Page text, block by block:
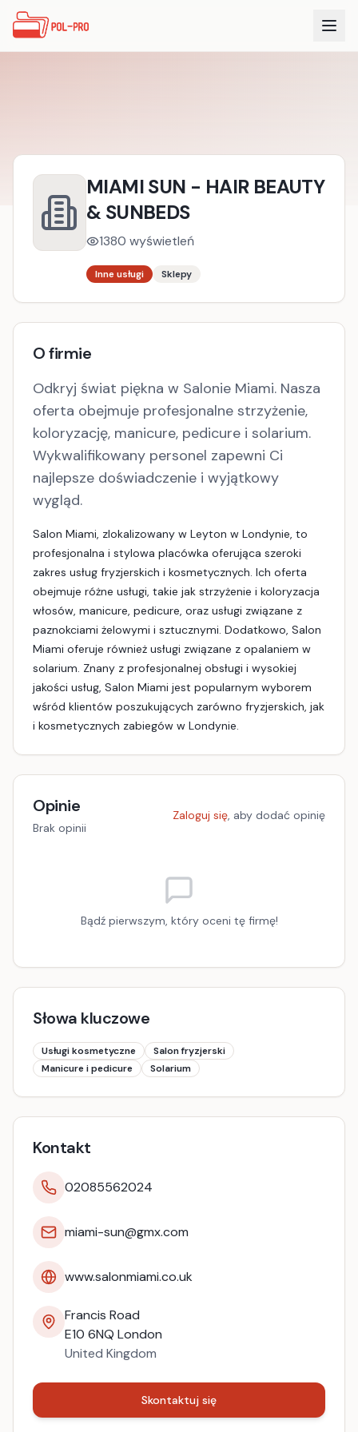
MIAMI SUN - HAIR BEAUTY
& SUNBEDS
1380 wyświetleń
Inne usługi Sklepy
O firmie
Odkryj świat piękna w Salonie Miami. Nasza
oferta obejmuje profesjonalne strzyżenie,
koloryzację, manicure, pedicure i solarium.
Wykwalifikowany personel zapewni Ci
najlepsze doświadczenie i wyjątkowy
wygląd.
Salon Miami, zlokalizowany w Leyton w Londynie, to
profesjonalna i stylowa placówka oferująca szeroki
zakres usług fryzjerskich i kosmetycznych. Ich oferta
obejmuje różne usługi, takie jak strzyżenie i koloryzacja
włosów, manicure, pedicure, oraz usługi związane z
paznokciami żelowymi i sztucznymi. Dodatkowo, Salon
Miami oferuje również usługi związane z opalaniem w
solarium. Znany z profesjonalnej obsługi i wysokiej
jakości usług, Salon Miami jest popularnym wyborem
wśród klientów poszukujących zarówno fryzjerskich, jak
i kosmetycznych zabiegów w Londynie.
Opinie
Brak opinii
Zaloguj się, aby dodać opinię
Bądź pierwszym, który oceni tę firmę!
Słowa kluczowe
Usługi kosmetyczne
Salon fryzjerski
Manicure i pedicure
Solarium
Kontakt
02085562024
miami-sun@gmx.com
www.salonmiami.co.uk
Francis Road
E10 6NQ London
United Kingdom
Skontaktuj się